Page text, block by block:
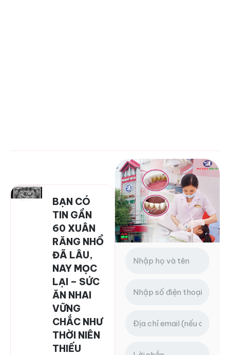
BẠN CÓ
TIN GẦN
60 XUÂN
RĂNG NHỔ
ĐÃ LÂU,
NAY MỌC
LẠI – SỨC
ĂN NHAI
VỮNG
CHẮC NHƯ
THỜI NIÊN
THIẾU